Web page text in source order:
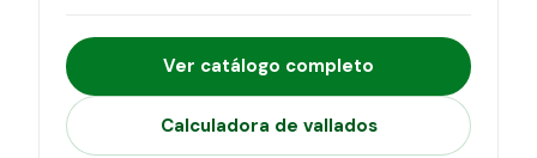
Ver catálogo completo
Calculadora de vallados